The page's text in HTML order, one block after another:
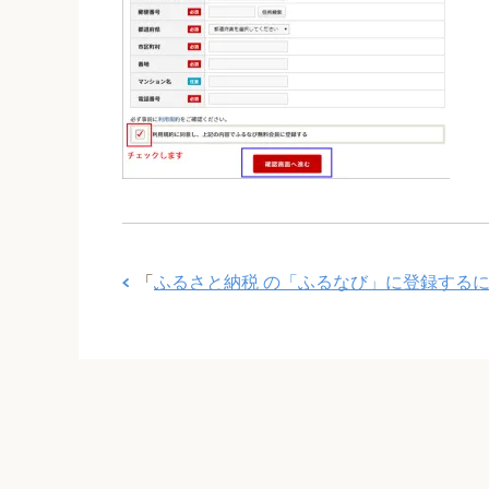
「 ふるさと納税 の「ふるなび」に登録する